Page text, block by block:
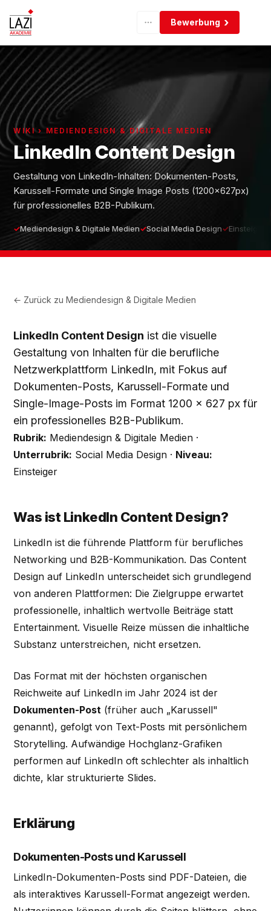
Bewerbung
WIKI › MEDIENDESIGN & DIGITALE MEDIEN
LinkedIn Content Design
Gestaltung von LinkedIn-Inhalten: Dokumenten-Posts,
Karussell-Formate und Single Image Posts (1200×627px)
für professionelles B2B-Publikum.
Mediendesign & Digitale Medien Social Media Design Einsteiger
← Zurück zuMediendesign & Digitale Medien
LinkedIn Content Design ist die visuelle
Gestaltung von Inhalten für die berufliche
Netzwerkplattform LinkedIn, mit Fokus auf
Dokumenten-Posts, Karussell-Formate und
Single-Image-Posts im Format 1200 × 627 px für
ein professionelles B2B-Publikum.
Rubrik: Mediendesign & Digitale Medien ·
Unterrubrik: Social Media Design · Niveau:
Einsteiger
Was ist LinkedIn Content Design?
LinkedIn ist die führende Plattform für berufliches
Networking und B2B-Kommunikation. Das Content
Design auf LinkedIn unterscheidet sich grundlegend
von anderen Plattformen: Die Zielgruppe erwartet
professionelle, inhaltlich wertvolle Beiträge statt
Entertainment. Visuelle Reize müssen die inhaltliche
Substanz unterstreichen, nicht ersetzen.
Das Format mit der höchsten organischen
Reichweite auf LinkedIn im Jahr 2024 ist der
Dokumenten-Post (früher auch „Karussell"
genannt), gefolgt von Text-Posts mit persönlichem
Storytelling. Aufwändige Hochglanz-Grafiken
performen auf LinkedIn oft schlechter als inhaltlich
dichte, klar strukturierte Slides.
Erklärung
Dokumenten-Posts und Karussell
LinkedIn-Dokumenten-Posts sind PDF-Dateien, die
als interaktives Karussell-Format angezeigt werden.